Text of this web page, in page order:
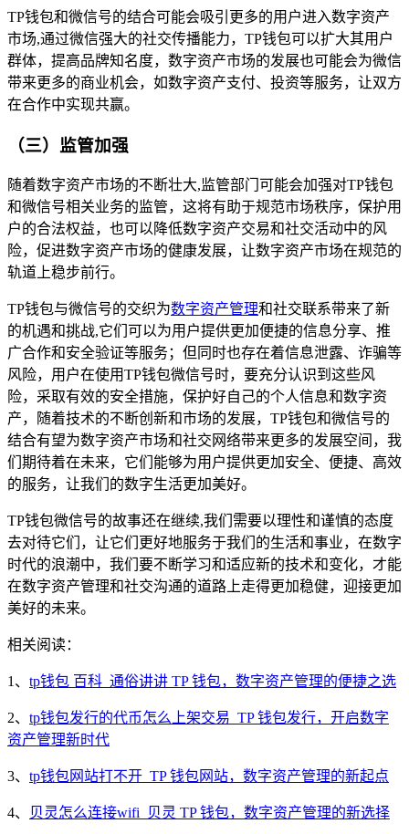
TP钱包和微信号的结合可能会吸引更多的用户进入数字资产
市场,通过微信强大的社交传播能力，TP钱包可以扩大其用户
群体，提高品牌知名度，数字资产市场的发展也可能会为微信
带来更多的商业机会，如数字资产支付、投资等服务，让双方
在合作中实现共赢。
（三）监管加强
随着数字资产市场的不断壮大,监管部门可能会加强对TP钱包
和微信号相关业务的监管，这将有助于规范市场秩序，保护用
户的合法权益，也可以降低数字资产交易和社交活动中的风
险，促进数字资产市场的健康发展，让数字资产市场在规范的
轨道上稳步前行。
TP钱包与微信号的交织为数字资产管理和社交联系带来了新
的机遇和挑战,它们可以为用户提供更加便捷的信息分享、推
广合作和安全验证等服务；但同时也存在着信息泄露、诈骗等
风险，用户在使用TP钱包微信号时，要充分认识到这些风
险，采取有效的安全措施，保护好自己的个人信息和数字资
产，随着技术的不断创新和市场的发展，TP钱包和微信号的
结合有望为数字资产市场和社交网络带来更多的发展空间，我
们期待着在未来，它们能够为用户提供更加安全、便捷、高效
的服务，让我们的数字生活更加美好。
TP钱包微信号的故事还在继续,我们需要以理性和谨慎的态度
去对待它们，让它们更好地服务于我们的生活和事业，在数字
时代的浪潮中，我们要不断学习和适应新的技术和变化，才能
在数字资产管理和社交沟通的道路上走得更加稳健，迎接更加
美好的未来。
相关阅读：
1、 tp钱包 百科_通俗讲讲 TP 钱包，数字资产管理的便捷之选
2、 tp钱包发行的代币怎么上架交易_TP 钱包发行，开启数字
资产管理新时代
3、 tp钱包网站打不开_TP 钱包网站，数字资产管理的新起点
4、 贝灵怎么连接wifi_贝灵 TP 钱包，数字资产管理的新选择